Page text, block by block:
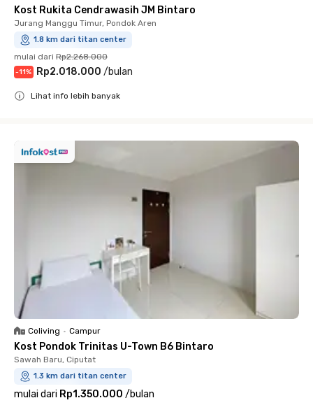
Kost Rukita Cendrawasih JM Bintaro
Jurang Manggu Timur, Pondok Aren
1.8 km dari titan center
mulai dari Rp2.268.000
-11% Rp2.018.000 /bulan
Lihat info lebih banyak
Coliving • Campur
Kost Pondok Trinitas U-Town B6 Bintaro
Sawah Baru, Ciputat
1.3 km dari titan center
mulai dari Rp1.350.000 /bulan